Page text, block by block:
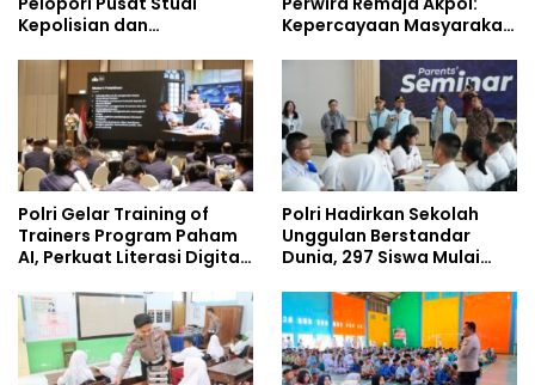
Kepolisian dan
Policing Masuki Babak
Kepercayaan Masyarakat
Polri Gelar Training of
Trainers Program Paham
AI, Perkuat Literasi Digital
Polri Hadirkan Sekolah
Unggulan Berstandar
Dunia, 297 Siswa Mulai